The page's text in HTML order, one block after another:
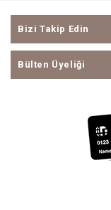
Bizi Takip Edin
Bülten Üyeliği